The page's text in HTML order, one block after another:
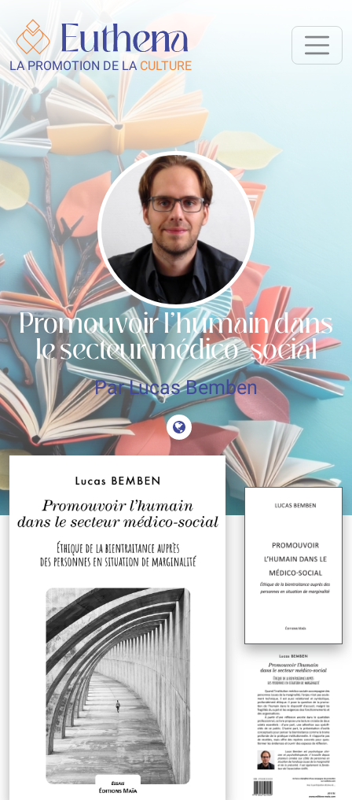
LA PROMOTION DE LA CULTURE
Promouvoir l’humain dans
le secteur médico-social
Par Lucas Bemben